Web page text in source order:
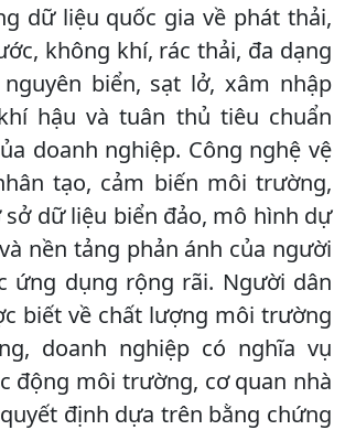
dữ liệu quốc gia về phát thải,
không khí, rác thải, đa dạng
biển, sạt lở, xâm nhập
hậu và tuân thủ tiêu chuẩn
doanh nghiệp. Công nghệ vệ
tạo, cảm biến môi trường,
sở dữ liệu biển đảo, mô hình dự
nền tảng phản ánh của người
ứng dụng rộng rãi. Người dân
biết về chất lượng môi trường
doanh nghiệp có nghĩa vụ
động môi trường, cơ quan nhà
định dựa trên bằng chứng